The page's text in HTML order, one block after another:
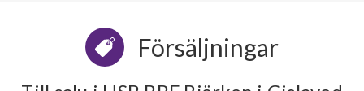
Försäljningar